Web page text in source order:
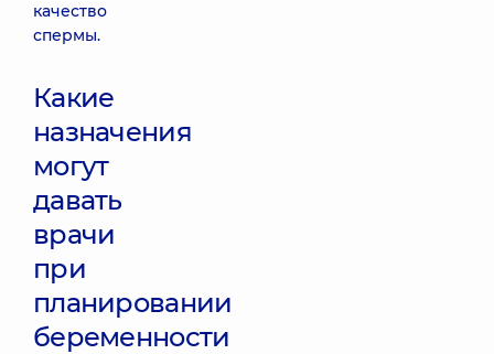
качество
спермы.
Какие
назначения
могут
давать
врачи
при
планировании
беременности